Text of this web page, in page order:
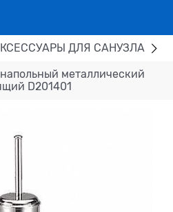
ДЛЯ САНУЗЛА
металлический
D201401